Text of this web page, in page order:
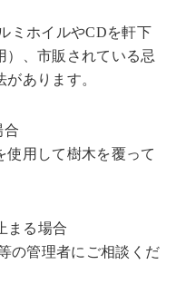
ミホイルやCDを軒下
）、市販されている忌
あります。
合
用して樹木を覆って
まる場合
の管理者にご相談くだ